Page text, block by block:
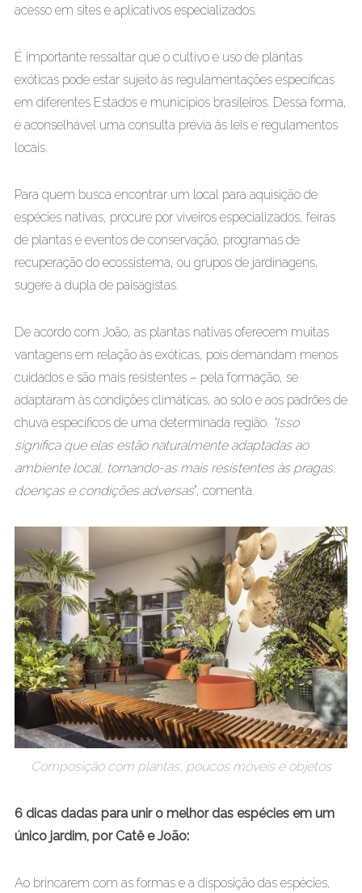
acesso em sites e aplicativos especializados.
É importante ressaltar que o cultivo e uso de plantas
exóticas pode estar sujeito às regulamentações específicas
em diferentes Estados e municípios brasileiros. Dessa forma,
é aconselhável uma consulta prévia às leis e regulamentos
locais.
Para quem busca encontrar um local para aquisição de
espécies nativas, procure por viveiros especializados, feiras
de plantas e eventos de conservação, programas de
recuperação do ecossistema, ou grupos de jardinagens,
sugere a dupla de paisagistas.
De acordo com João, as plantas nativas oferecem muitas
vantagens em relação às exóticas, pois demandam menos
cuidados e são mais resistentes – pela formação, se
adaptaram às condições climáticas, ao solo e aos padrões de
chuva específicos de uma determinada região. “Isso
significa que elas estão naturalmente adaptadas ao
ambiente local, tornando-as mais resistentes às pragas,
doenças e condições adversas”, comenta.
Composição com plantas, poucos móveis e objetos
6 dicas dadas para unir o melhor das espécies em um
único jardim, por Catê e João:
Ao brincarem com as formas e a disposição das espécies,